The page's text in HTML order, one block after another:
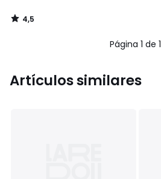
4,5
/
Página 1 de 1
Artículos similares